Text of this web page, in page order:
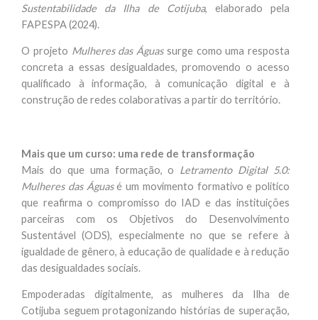
Sustentabilidade da Ilha de Cotijuba, elaborado pela
FAPESPA (2024).
O projeto Mulheres das Águassurge como uma resposta
concreta a essas desigualdades, promovendo o acesso
qualificado à informação, à comunicação digital e à
construção de redes colaborativas a partir do território.
Mais que um curso: uma rede de transformação
Mais do que uma formação, o Letramento Digital 5.0:
Mulheres das Águasé um movimento formativo e político
que reafirma o compromisso do IAD e das instituições
parceiras com os Objetivos do Desenvolvimento
Sustentável (ODS), especialmente no que se refere à
igualdade de gênero, à educação de qualidade e à redução
das desigualdades sociais.
Empoderadas digitalmente, as mulheres da Ilha de
Cotijuba seguem protagonizando histórias de superação,